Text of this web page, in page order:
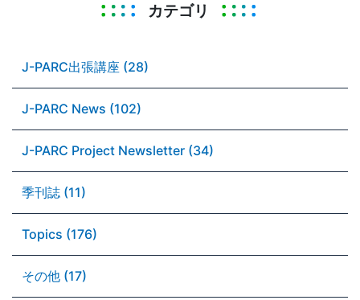
カテゴリ
J-PARC出張講座 (28)
J-PARC News (102)
J-PARC Project Newsletter (34)
季刊誌 (11)
Topics (176)
その他 (17)